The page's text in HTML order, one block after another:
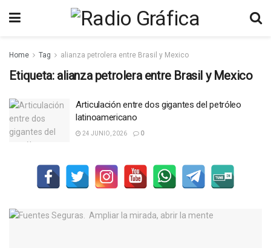
Home Tag alianza petrolera entre Brasil y Mexico
Etiqueta: alianza petrolera entre Brasil y Mexico
Articulación entre dos gigantes del petróleo
latinoamericano
24 JUNIO, 2026 0